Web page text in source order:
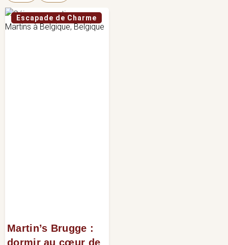
Escapade de Charme
Martin’s Brugge :
dormir au cœur de